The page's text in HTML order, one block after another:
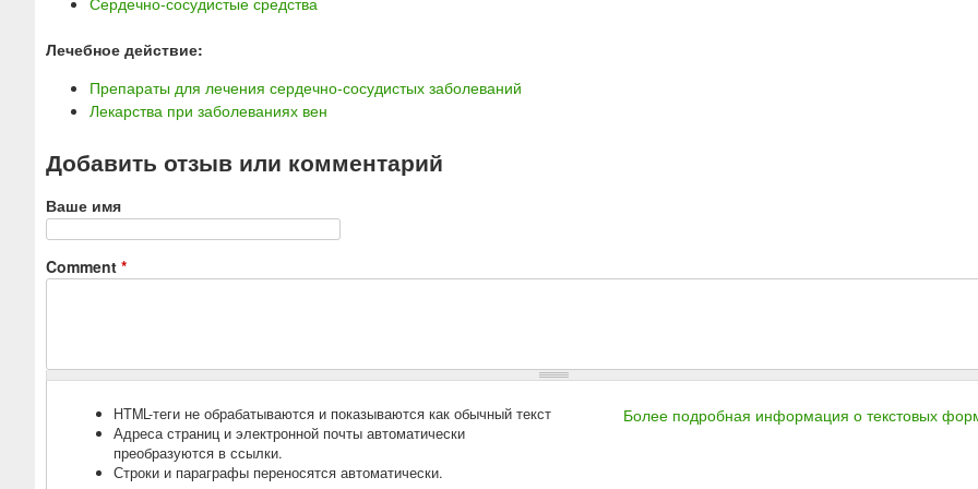
Лечебное действие:
Препараты для лечения сердечно-сосудистых заболеваний
Лекарства при заболеваниях вен
Добавить отзыв или комментарий
Ваше имя
Comment *
Более подробная информация о текстовых
HTML-теги не обрабатываются и показываются как обычный текст
Адреса страниц и электронной почты автоматически
преобразуются в ссылки.
Строки и параграфы переносятся автоматически.